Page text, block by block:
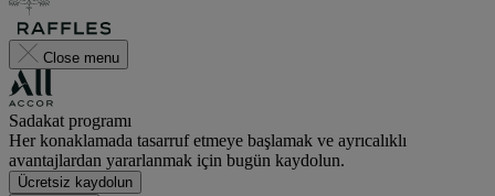
Close menu
Sadakat programı
Her konaklamada tasarruf etmeye başlamak ve ayrıcalıklı
avantajlardan yararlanmak için bugün kaydolun.
Ücretsiz kaydolun